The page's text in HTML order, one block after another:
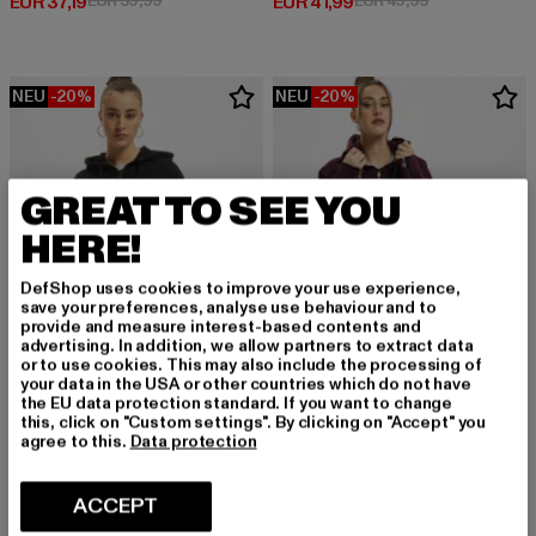
NEU -20%
URBAN CLASSICS
Sweat
EUR 39,99
Derzeitiger Preis: EUR 39,99
EUR 49,99
NEU -20%
URBAN CLASSICS
GREAT TO SEE YOU
HERE!
DefShop uses cookies to improve your use experience,
save your preferences, analyse use behaviour and to
provide and measure interest-based contents and
advertising. In addition, we allow partners to extract data
or to use cookies. This may also include the processing of
your data in the USA or other countries which do not have
the EU data protection standard. If you want to change
this, click on "Custom settings". By clicking on "Accept" you
agree to this. Data protection
ACCEPT